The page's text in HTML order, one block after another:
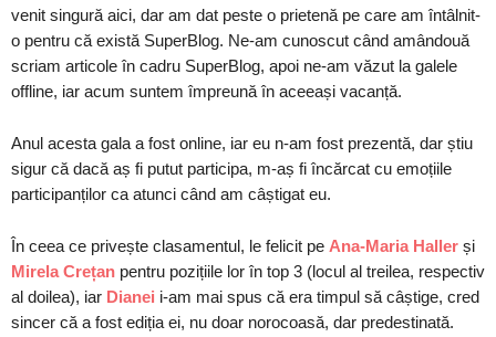
venit singură aici, dar am dat peste o prietenă pe care am întâlnit-
o pentru că există SuperBlog. Ne-am cunoscut când amândouă
scriam articole în cadru SuperBlog, apoi ne-am văzut la galele
offline, iar acum suntem împreună în aceeași vacanță.
Anul acesta gala a fost online, iar eu n-am fost prezentă, dar știu
sigur că dacă aș fi putut participa, m-aș fi încărcat cu emoțiile
participanților ca atunci când am câștigat eu.
În ceea ce privește clasamentul, le felicit pe Ana-Maria Haller și
Mirela Crețan pentru pozițiile lor în top 3 (locul al treilea, respectiv
al doilea), iar Dianei i-am mai spus că era timpul să câștige, cred
sincer că a fost ediția ei, nu doar norocoasă, dar predestinată.